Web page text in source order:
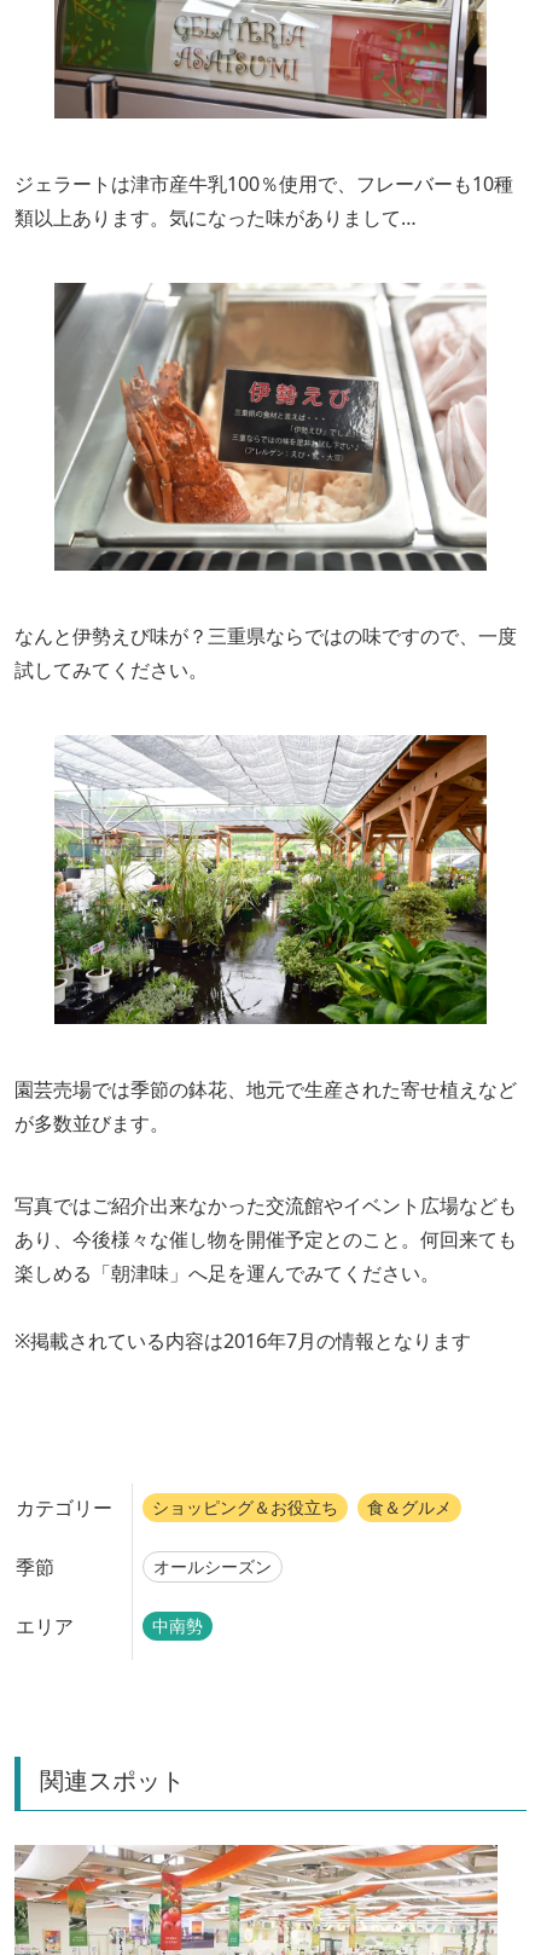
ジェラートは津市産牛乳100％使用で、フレーバーも10種
類以上あります。気になった味がありまして…
なんと伊勢えび味が？三重県ならではの味ですので、一度
試してみてください。
園芸売場では季節の鉢花、地元で生産された寄せ植えなど
が多数並びます。
写真ではご紹介出来なかった交流館やイベント広場なども
あり、今後様々な催し物を開催予定とのこと。何回来ても
楽しめる「朝津味」へ足を運んでみてください。
※掲載されている内容は2016年7月の情報となります
カテゴリー ショッピング＆お役立ち 食＆グルメ
季節 オールシーズン
エリア 中南勢
関連スポット